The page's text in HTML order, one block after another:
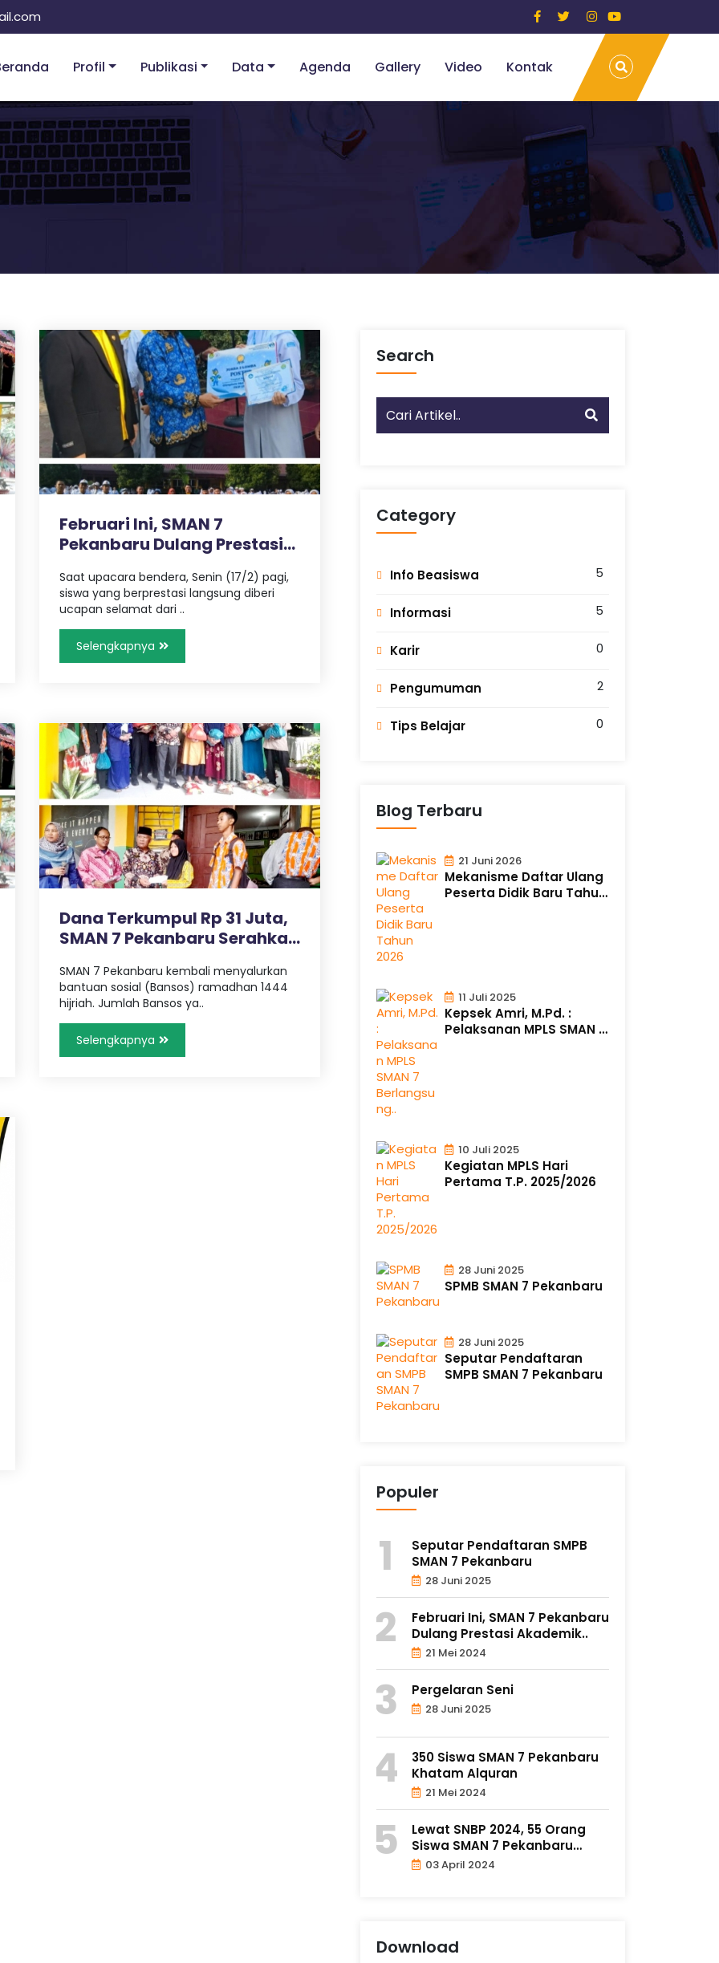
Profil Publikasi Data Agenda Gallery Video Kontak
Februari Ini, SMAN 7
Pekanbaru Dulang Prestasi
Saat upacara bendera, Senin (17/2) pagi,
siswa yang berprestasi langsung diberi
ucapan selamat dari ..
Selengkapnya
Dana Terkumpul Rp 31 Juta,
SMAN 7 Pekanbaru Serahkan
SMAN 7 Pekanbaru kembali menyalurkan
bantuan sosial (Bansos) ramadhan 1444
hijriah. Jumlah Bansos ya..
Selengkapnya
Search
Category
Info Beasiswa 5
Informasi 5
Karir 0
Pengumuman 2
Tips Belajar 0
Blog Terbaru
21 Juni 2026
Mekanisme Daftar Ulang
Peserta Didik Baru Tahun
11 Juli 2025
Kepsek Amri, M.Pd. :
Pelaksanan MPLS SMAN 7
10 Juli 2025
Kegiatan MPLS Hari
Pertama T.P. 2025/2026
28 Juni 2025
SPMB SMAN 7 Pekanbaru
28 Juni 2025
Seputar Pendaftaran
SMPB SMAN 7 Pekanbaru
Populer
Seputar Pendaftaran SMPB
SMAN 7 Pekanbaru
28 Juni 2025
Februari Ini, SMAN 7 Pekanbaru
Dulang Prestasi Akademik..
21 Mei 2024
Pergelaran Seni
28 Juni 2025
350 Siswa SMAN 7 Pekanbaru
Khatam Alquran
21 Mei 2024
Lewat SNBP 2024, 55 Orang
Siswa SMAN 7 Pekanbaru
Dinyat..
03 April 2024
Download